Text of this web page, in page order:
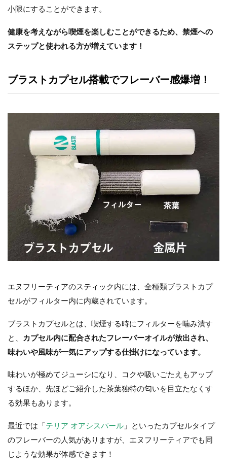
小限にすることができます。
健康を考えながら喫煙を楽しむことができるため、禁煙への
ステップと使われる方が増えています！
ブラストカプセル搭載でフレーバー感爆増！
エヌフリーティアのスティック内には、全種類ブラストカプ
セルがフィルター内に内蔵されています。
ブラストカプセルとは、喫煙する時にフィルターを噛み潰す
と、
カプセル内に配合されたフレーバーオイルが放出され、
味わいや風味が一気にアップする仕掛けになっています。
味わいが極めてジューシになり、コクや吸いごたえもアップ
するほか、先ほどご紹介した茶葉独特の匂いを目立たなくす
る効果もあります。
最近では「 テリア オアシスパール 」といったカプセルタイプ
のフレーバーの人気がありますが、エヌフリーティアでも同
じような効果が体感できます！